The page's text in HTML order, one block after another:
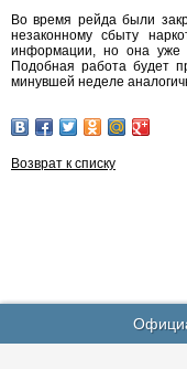
Во время рейда были
незаконному сбыту
информации, но она уже
Подобная работа будет
минувшей неделе
Возврат к списку